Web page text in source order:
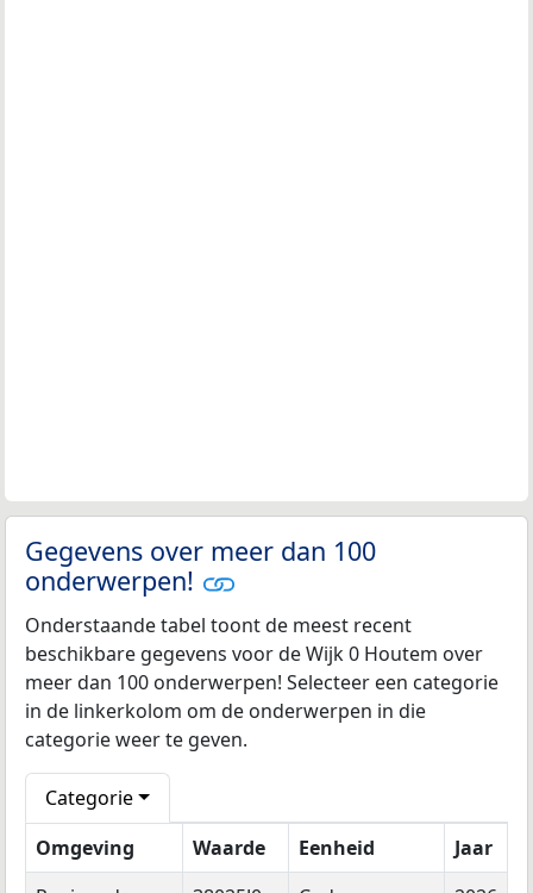
Gegevens over meer dan 100
onderwerpen!
Onderstaande tabel toont de meest recent
beschikbare gegevens voor de Wijk 0 Houtem over
meer dan 100 onderwerpen! Selecteer een categorie
in de linkerkolom om de onderwerpen in die
categorie weer te geven.
Categorie
Omgeving
Waarde Eenheid
Jaar